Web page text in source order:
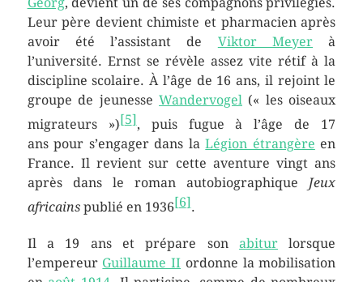
Leur père devient chimiste et pharmacien après
avoir été l’assistant de Viktor Meyer à
l’université. Ernst se révèle assez vite rétif à la
discipline scolaire. À l’âge de 16 ans, il rejoint le
groupe de jeunesse Wandervogel (« les oiseaux
migrateurs »)[5], puis fugue à l’âge de 17
anspour s’engager dans laLégion étrangère en
France. Il revient sur cette aventure vingt ans
après dans le roman autobiographique Jeux
africainspublié en 1936[6].
Il a 19 anset prépare sonabitur lorsque
l’empereur Guillaume II ordonne la mobilisation